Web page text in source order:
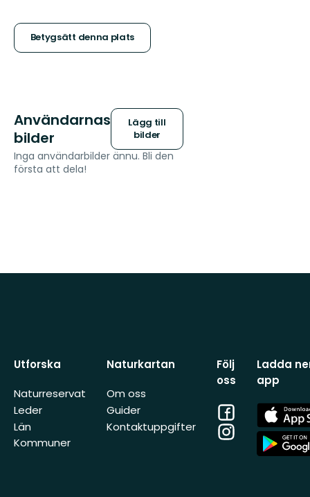
stjärnor
Betygsätt denna plats
Användarnas
bilder
Lägg till
bilder
Inga användarbilder ännu. Bli den
första att dela!
Utforska
Naturreservat
Leder
Län
Kommuner
Naturkartan
Om oss
Guider
Kontaktuppgifter
Följ
oss
Facebook
Instagram
Ladda
app
App
Store
App
Store